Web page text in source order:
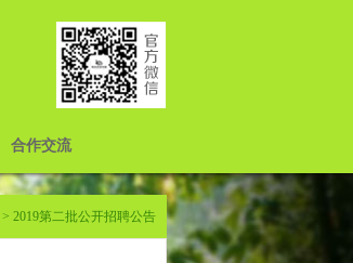
合作交流
> 2019第二批公开招聘公告